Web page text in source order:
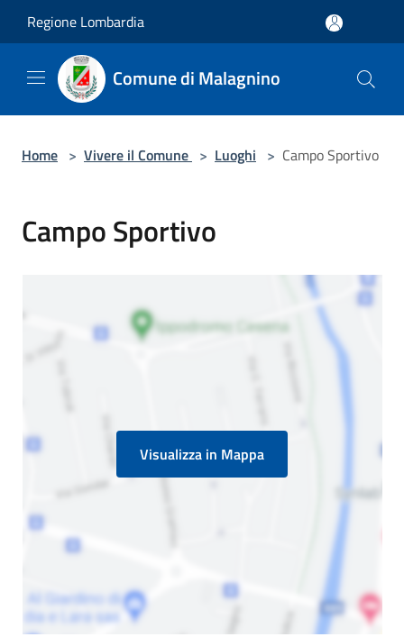
Regione Lombardia
Comune di Malagnino
Home > Vivere il Comune > Luoghi > Campo Sportivo
Campo Sportivo
Visualizza in Mappa